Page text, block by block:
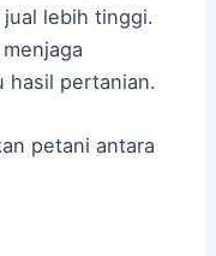
lebih tinggi.
hasil pertanian.
petani antara